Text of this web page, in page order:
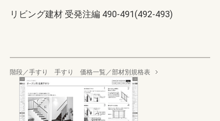
リビング建材 受発注編 490-491(492-493)
階段／手すり 手すり 価格一覧／部材別規格表